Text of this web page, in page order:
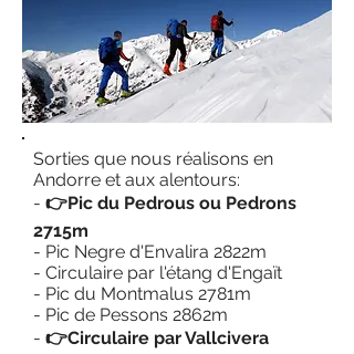
Sorties que nous réalisons en
Andorre et aux alentours:
- 👉Pic du Pedrous ou Pedrons
2715m
- Pic Negre d'Envalira 2822m
- Circulaire par l'étang d'Engaït
- Pic du Montmalus 2781m
- Pic de Pessons 2862m
- 👉Circulaire par Vallcivera